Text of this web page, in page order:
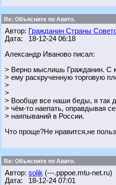
Re: Объясните по Авито.
Автор: Гражданин Страны
Дата: 18-12-24 06:18
Александр Иваново писал:
> Верно мыслишь Гражданин. С
> ему раскрученную торговую
>
>
> Вообще все наши беды, я так
> чём-то наепать, оправдывая
> наяпываний в России.
Что проще?Не нравится,не
Re: Объясните по Авито.
Автор: solik (---.pppoe.mtu-net.ru)
Дата: 18-12-24 07:01